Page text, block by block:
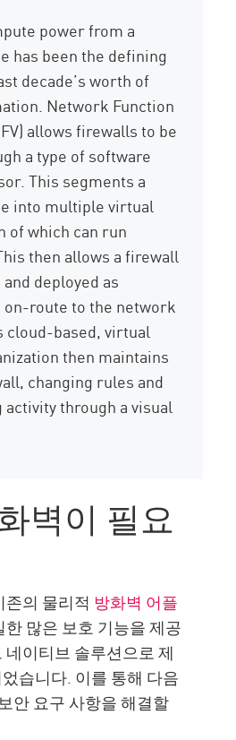
power from a
has been the defining
decade’s worth of
Network Function
allows firewalls to be
a type of software
This segments a
into multiple virtual
of which can run
then allows a firewall
deployed as
route to the network
cloud-based, virtual
then maintains
changing rules and
through a visual
벽이 필요
의 물리적 방화벽 어플
한 많은 보호 기능을 제공
이티브 솔루션으로 제
습니다. 이를 통해 다음
안 요구 사항을 해결할